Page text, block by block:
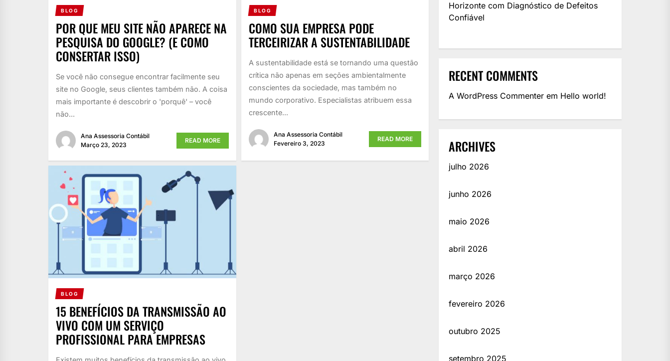
BLOG
POR QUE MEU SITE NÃO APARECE NA
PESQUISA DO GOOGLE? (E COMO
CONSERTAR ISSO)
Se você não consegue encontrar facilmente seu
site no Google, seus clientes também não. A coisa
mais importante é descobrir o 'porquê' – você
não...
Ana Assessoria Contábil
Março 23, 2023
READ MORE
BLOG
COMO SUA EMPRESA PODE
TERCEIRIZAR A SUSTENTABILIDADE
A sustentabilidade está se tornando uma questão
crítica não apenas em seções ambientalmente
conscientes da sociedade, mas também no
mundo corporativo. Especialistas atribuem essa
crescente...
Ana Assessoria Contábil
Fevereiro 3, 2023
READ MORE
BLOG
15 BENEFÍCIOS DA TRANSMISSÃO AO
VIVO COM UM SERVIÇO
PROFISSIONAL PARA EMPRESAS
Horizonte com Diagnóstico de Defeitos
Confiável
RECENT COMMENTS
A WordPress Commenter em Hello world!
ARCHIVES
julho 2026
junho 2026
maio 2026
abril 2026
março 2026
fevereiro 2026
outubro 2025
setembro 2025